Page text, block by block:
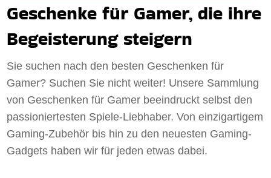
Geschenke für Gamer, die ihre
Begeisterung steigern
Sie suchen nach den besten Geschenken für
Gamer? Suchen Sie nicht weiter! Unsere Sammlung
von Geschenken für Gamer beeindruckt selbst den
passioniertesten Spiele-Liebhaber. Von einzigartigem
Gaming-Zubehör bis hin zu den neuesten Gaming-
Gadgets haben wir für jeden etwas dabei.